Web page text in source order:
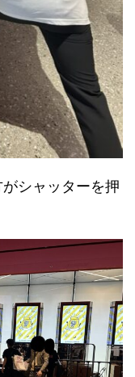
シャッターを押